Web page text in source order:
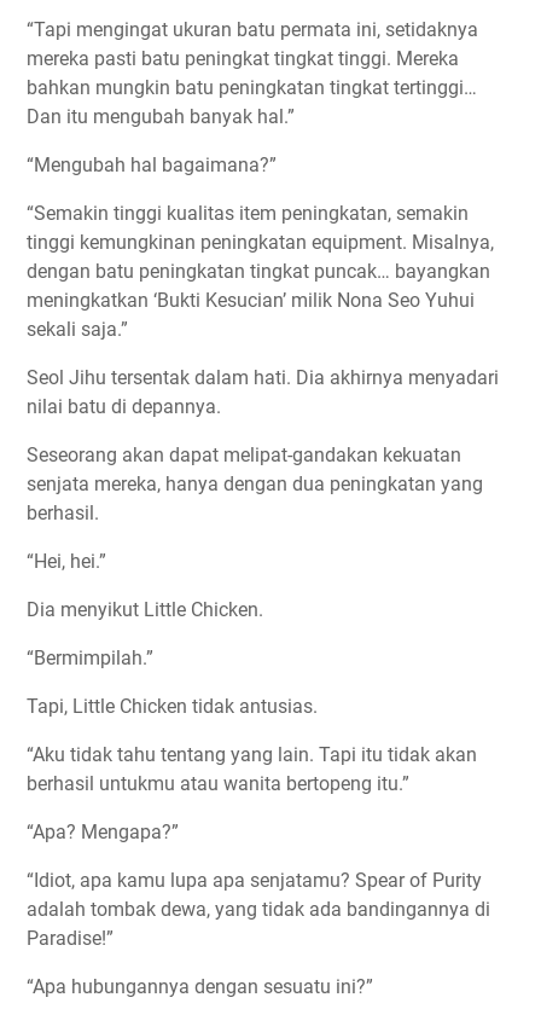
“Tapi mengingat ukuran batu permata ini, setidaknya
mereka pasti batu peningkat tingkat tinggi. Mereka
bahkan mungkin batu peningkatan tingkat tertinggi…
Dan itu mengubah banyak hal.”
“Mengubah hal bagaimana?”
“Semakin tinggi kualitas item peningkatan, semakin
tinggi kemungkinan peningkatan equipment. Misalnya,
dengan batu peningkatan tingkat puncak… bayangkan
meningkatkan ‘Bukti Kesucian’ milik Nona Seo Yuhui
sekali saja.”
Seol Jihu tersentak dalam hati. Dia akhirnya menyadari
nilai batu di depannya.
Seseorang akan dapat melipat-gandakan kekuatan
senjata mereka, hanya dengan dua peningkatan yang
berhasil.
“Hei, hei.”
Dia menyikut Little Chicken.
“Bermimpilah.”
Tapi, Little Chicken tidak antusias.
“Aku tidak tahu tentang yang lain. Tapi itu tidak akan
berhasil untukmu atau wanita bertopeng itu.”
“Apa? Mengapa?”
“Idiot, apa kamu lupa apa senjatamu? Spear of Purity
adalah tombak dewa, yang tidak ada bandingannya di
Paradise!”
“Apa hubungannya dengan sesuatu ini?”